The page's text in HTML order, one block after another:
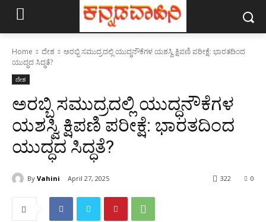
Home ದೇಶ
ಅರಬ್ಬಿ ಸಮುದ್ರದಲ್ಲಿ ಯುದ್ಧನೌಕೆಗಳ ಯಶಸ್ವಿ ಕ್ಷಿಪಣಿ ಪರೀಕ್ಷೆ: ಭಾರತದಿಂದ
ಯುದ್ಧದ ಸಿದ್ಧತೆ?
ದೇಶ
ಅರಬ್ಬಿ ಸಮುದ್ರದಲ್ಲಿ ಯುದ್ಧನೌಕೆಗಳ
ಯಶಸ್ವಿ ಕ್ಷಿಪಣಿ ಪರೀಕ್ಷೆ: ಭಾರತದಿಂದ
ಯುದ್ಧದ ಸಿದ್ಧತೆ?
By Vahini April 27, 2025 0
322